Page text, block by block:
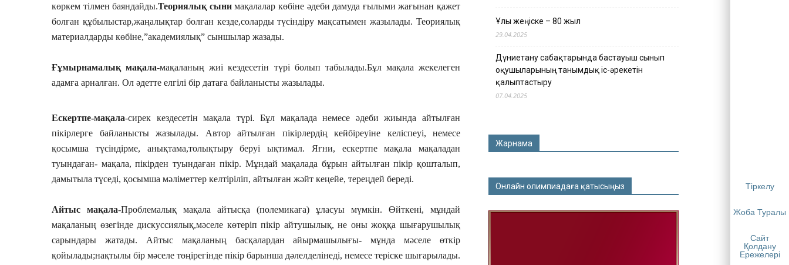
Тіркелу
Жоба Туралы
Сайт
Қолдану
Ережелері
көркем тілмен баяндайды.Теориялық сынимақалалар көбіне әдеби дамуда ғылыми жағынан қажет
болған құбылыстар,жаңалықтар болған кезде,соларды түсіндіру мақсатымен жазылады. Теориялық
материалдарды көбіне,”академиялық” сыншылар жазады.
Ғұмырнамалық мақала-мақаланың жиі кездесетін түрі болып табылады.Бұл мақала жекелеген
адамға арналған. Ол әдетте елгілі бір датаға байланысты жазылады.
Ескертпе-мақала-сирек кездесетін мақала түрі. Бұл мақалада немесе әдеби жиында айтылған
пікірлерге байланысты жазылады. Автор айтылған пікірлердің кейбіреуіне келіспеуі, немесе
қосымша түсіндірме, анықтама,толықтыру беруі ықтимал. Яғни, ескертпе мақала мақаладан
туындаған- мақала, пікірден туындаған пікір. Мұндай мақалада бұрын айтылған пікір қошталып,
дамытыла түседі, қосымша мәліметтер келтіріліп, айтылған жәйт кеңейе, тереңдей береді.
Айтыс мақала-Проблемалық мақала айтысқа (полемикаға) ұласуы мүмкін. Өйткені, мұндай
мақаланың өзегінде дискуссиялық,мәселе көтеріп пікір айтушылық, не оны жоққа шығарушылық
сарындары жатады. Айтыс мақаланың басқалардан айырмашылығы- мұнда мәселе өткір
қойылады;нақтылы бір мәселе төңірегінде пікір барынша дәлелделінеді, немесе теріске шығарылады.
Ұлы жеңіске – 80 жыл
29.04.2025
Дүниетану сабақтарында бастауыш сынып
оқушыларының танымдық іс-әрекетін
қалыптастыру
07.04.2025
Жарнама
Онлайн олимпиадаға қатысыңыз